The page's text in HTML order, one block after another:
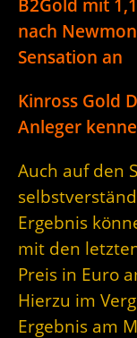
B2Gold mit
nach
Sensation an
Kinross Gold
Anleger
Auch auf den
Ergebnis
mit den
Preis in Euro
Hierzu im
Ergebnis am